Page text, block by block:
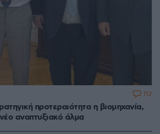
προτεραιότητα η βιομηχανία,
αναπτυξιακό άλμα
112